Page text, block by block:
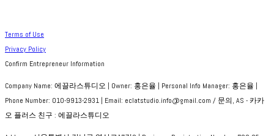
Terms of Use
Privacy Policy
Confirm Entrepreneur Information
Company Name: 에끌라스튜디오 | Owner: 홍은율 | Personal Info Manager: 홍은율 |
Phone Number: 010-9913-2931 | Email: eclatstudio.info@gmail.com / 문의, AS - 카카
오 플러스 친구 : 에끌라스튜디오